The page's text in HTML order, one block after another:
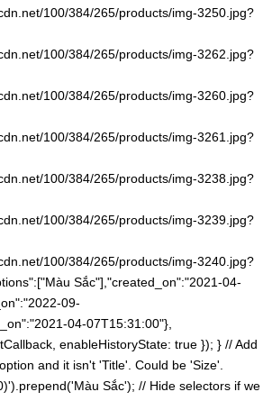
100/384/265/products/img-3250.jpg?
100/384/265/products/img-3262.jpg?
100/384/265/products/img-3260.jpg?
100/384/265/products/img-3261.jpg?
100/384/265/products/img-3238.jpg?
100/384/265/products/img-3239.jpg?
100/384/265/products/img-3240.jpg?
Sắc"],"created_on":"2021-04-
09-
04-07T15:31:00"},
enableHistoryState: true }); } // Add
and it isn't 'Title'. Could be 'Size'.
Màu Sắc'); // Hide selectors if we